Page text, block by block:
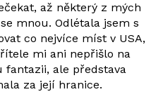
až některý z mých
mnou. Odlétala jsem s
co nejvíce míst v USA,
mi ani nepřišlo na
fantazii, ale představa
za její hranice.